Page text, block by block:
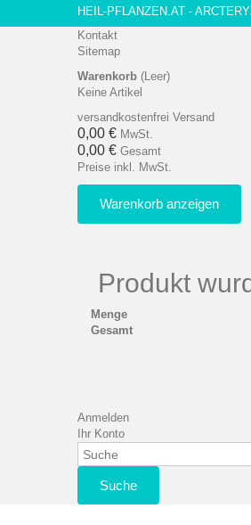
HEIL-PFLANZEN.AT -
Kontakt
Sitemap
Warenkorb (Leer)
Keine Artikel
versandkostenfrei Versand
0,00 € MwSt.
0,00 € Gesamt
Preise inkl. MwSt.
Warenkorb anzeigen
Produkt
Menge
Gesamt
Anmelden
Ihr Konto
Suche